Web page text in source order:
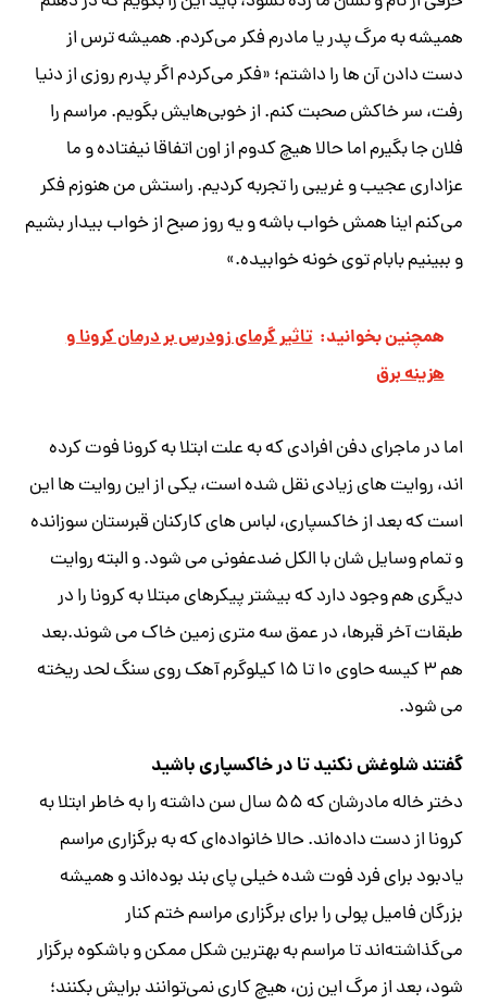
همیشه به مرگ پدر یا مادرم فکر می‌کردم. همیشه ترس از
دست دادن آن ها را داشتم؛ «فکر می‌کردم اگر پدرم روزی از دنیا
رفت، سر خاکش صحبت کنم. از خوبی‌هایش بگویم. مراسم را
فلان جا بگیرم اما حالا هیچ کدوم از اون اتفاقا نیفتاده و ما
عزاداری عجیب و غریبی را تجربه کردیم. راستش من هنوزم فکر
می‌کنم اینا همش خواب باشه و یه روز صبح از خواب بیدار بشیم
و ببینیم بابام توی خونه خوابیده.»
همچنین بخوانید: تاثیر گرمای زودرس بر درمان کرونا و
هزینه برق
اما در ماجرای دفن افرادی که به علت ابتلا به کرونا فوت کرده
اند، روایت های زیادی نقل شده است، یکی از این روایت ها این
است که بعد از خاکسپاری، لباس های کارکنان قبرستان سوزانده
و تمام وسایل شان با الکل ضدعفونی می شود. و البته روایت
دیگری هم وجود دارد که بیشتر پیکرهای مبتلا به کرونا را در
طبقات آخر قبرها، در عمق سه متری زمین خاک می شوند.بعد
هم ۳ کیسه حاوی ۱۰ تا ۱۵ کیلوگرم آهک روی سنگ لحد ریخته
می شود.
گفتند شلوغش نکنید تا در خاکسپاری باشید
دختر خاله مادرشان که ۵۵ سال سن داشته را به خاطر ابتلا به
کرونا از دست داده‌اند. حالا خانواده‌ای که به برگزاری مراسم
یادبود برای فرد فوت شده خیلی پای بند بوده‌اند و همیشه
بزرگان فامیل پولی را برای برگزاری مراسم ختم کنار
می‌گذاشته‌اند تا مراسم به بهترین شکل ممکن و باشکوه برگزار
شود، بعد از مرگ این زن، هیچ کاری نمی‌توانند برایش بکنند؛